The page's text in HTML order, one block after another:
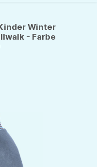
Winter
- Farbe